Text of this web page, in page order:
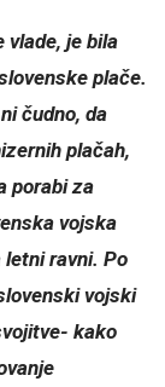
vlade, je bila
plače.
čudno, da
plačah,
porabi za
vojska
letni ravni. Po
vojski
kako